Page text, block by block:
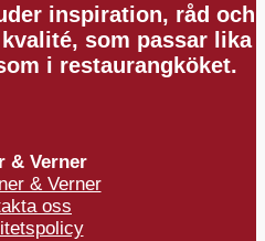
inspiration, råd och
som passar lika
i restaurangköket.
& Verner
& Verner
oss